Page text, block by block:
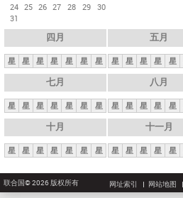
24 25 26 27 28 29 30
31
四月
星 星 星 星 星 星 星
五月
星 星 星 星 星
七月
星 星 星 星 星 星 星
八月
星 星 星 星 星
十月
星 星 星 星 星 星 星
十一月
星 星 星 星 星
联合国© 2026 版权所有 网址索引 网站地图